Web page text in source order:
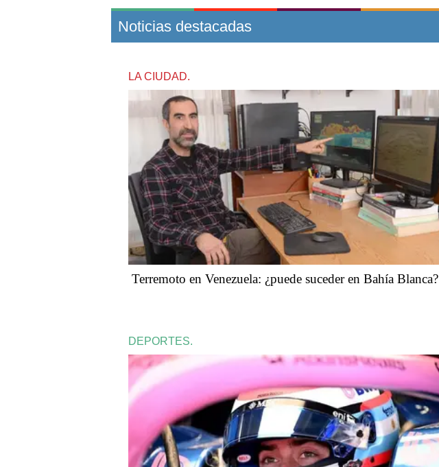
Noticias destacadas
LA CIUDAD.
Terremoto en Venezuela: ¿puede suceder en Bahía Blanca?
DEPORTES.